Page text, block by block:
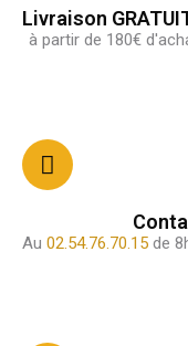
Livraison
à partir de 180€
Au 02.54.76.70.15 de